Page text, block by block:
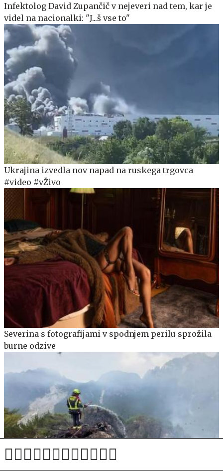
Infektolog David Zupančič v nejeveri nad tem, kar je
videl na nacionalki: "J...š vse to"
Ukrajina izvedla nov napad na ruskega trgovca
#video #vŽivo
Severina s fotografijami v spodnjem perilu sprožila
burne odzive